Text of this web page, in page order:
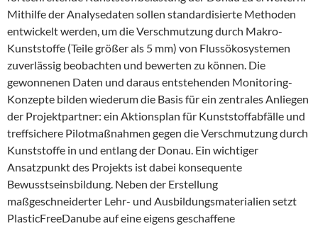
Mithilfe der Analysedaten sollen standardisierte Methoden
entwickelt werden, um die Verschmutzung durch Makro-
Kunststoffe (Teile größer als 5 mm) von Flussökosystemen
zuverlässig beobachten und bewerten zu können. Die
gewonnenen Daten und daraus entstehenden Monitoring-
Konzepte bilden wiederum die Basis für ein zentrales Anliegen
der Projektpartner: ein Aktionsplan für Kunststoffabfälle und
treffsichere Pilotmaßnahmen gegen die Verschmutzung durch
Kunststoffe in und entlang der Donau. Ein wichtiger
Ansatzpunkt des Projekts ist dabei konsequente
Bewusstseinsbildung. Neben der Erstellung
maßgeschneiderter Lehr- und Ausbildungsmaterialien setzt
PlasticFreeDanube auf eine eigens geschaffene